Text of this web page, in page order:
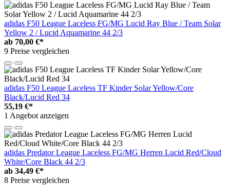
adidas F50 League Laceless FG/MG Lucid Ray Blue / Team Solar
Yellow 2 / Lucid Aquamarine 44 2/3
ab 70,00 €*
9 Preise vergleichen
adidas F50 League Laceless TF Kinder Solar Yellow/Core
Black/Lucid Red 34
55,19 €*
1 Angebot anzeigen
adidas Predator League Laceless FG/MG Herren Lucid Red/Cloud
White/Core Black 44 2/3
ab 34,49 €*
8 Preise vergleichen